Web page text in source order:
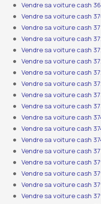
Vendre sa voiture cash
Vendre sa voiture cash
Vendre sa voiture cash
Vendre sa voiture cash
Vendre sa voiture cash
Vendre sa voiture cash
Vendre sa voiture cash
Vendre sa voiture cash
Vendre sa voiture cash
Vendre sa voiture cash
Vendre sa voiture cash
Vendre sa voiture cash
Vendre sa voiture cash
Vendre sa voiture cash
Vendre sa voiture cash
Vendre sa voiture cash
Vendre sa voiture cash
Vendre sa voiture cash